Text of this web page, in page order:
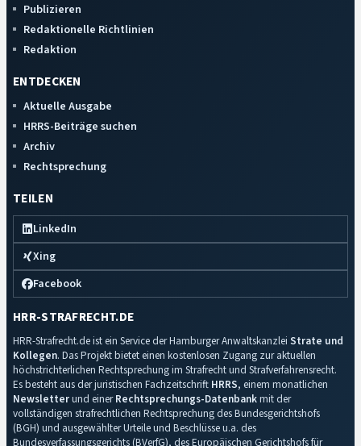
Publizieren
Redaktionelle Richtlinien
Redaktion
ENTDECKEN
Aktuelle Ausgabe
HRRS-Beiträge suchen
Archiv
Rechtsprechung
TEILEN
LinkedIn
Xing
Facebook
HRR-STRAFRECHT.DE
HRR-Strafrecht.de ist ein Service der Hamburger Anwaltskanzlei Strate und
Kollegen. Das Projekt bietet einen kostenlosen Zugang zur aktuellen
höchstrichterlichen Rechtsprechung im Strafrecht und Strafverfahrensrecht.
Es besteht aus der juristischen Fachzeitschrift HRRS, einem monatlichen
Newsletterund einerRechtsprechungs-Datenbankmit der
vollständigen strafrechtlichen Rechtsprechung des Bundesgerichtshofs
(BGH) und ausgewählter Urteile und Beschlüsse u.a. des
Bundesverfassungsgerichts (BVerfG), des Europäischen Gerichtshofs für